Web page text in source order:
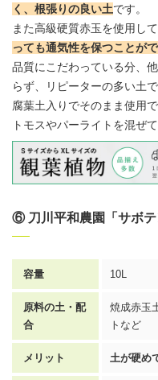
く、根張りの良い土です。
また高級硬質赤玉を使用し
っても通気性を保つことがで
品質にこだわっている分、
らず、リピーターの多い土で
腐葉土入りでそのまま使用
トモスやパーライトを混ぜ
⑥ 刀川平和農園「サボテ
容量 10L
原料の土・配
合
焼成赤玉
トなど
メリット 土が硬め